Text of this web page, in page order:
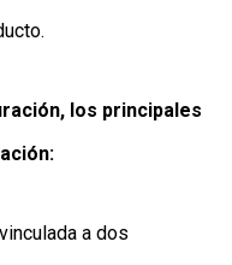
los principales
a dos